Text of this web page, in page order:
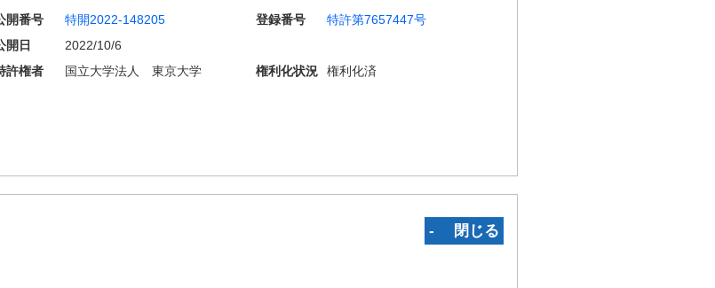
開番号 特開2022-148205 登録番号
特許第7657447号
開日
2022/10/6
許権者 国立大学法人 東京大学 権利化状況
権利化済
‐ 閉じる